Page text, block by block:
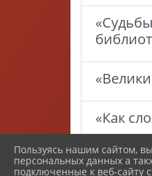
«Как
«В
Пользуясь нашим сайтом,
персональных данных а
подключенные к веб-сайту